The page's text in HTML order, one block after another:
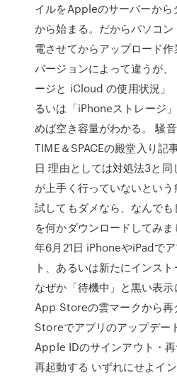
イルをAppleのサーバーから
から始まる。だからパソコ
電させてからアップロード
バージョンによって違うが
ージと iCloud の使用状況」
るいは「iPhoneストレージ
めば空き容量がわかる。 騒
TIME＆SPACEの殿堂入り記
日 理由としては対処法3と
が上手く行っていないとい
試してもダメなら、なんでも
を何かダウンロードしてみ
年6月21日 iPhoneやiPadで
ト、あるいは新たにインスト
なぜか「待機中」と黒い表
App Storeの雲マークから
Storeでアプリのアップデー
Apple IDのサインアウト・
再起動する いずれにせよイ